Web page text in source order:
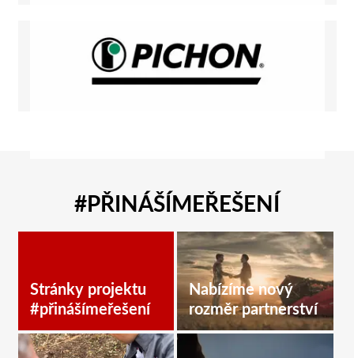
#PŘINÁŠÍMEŘEŠENÍ
Stránky projektu
#přinášímeřešení
Nabízíme nový
rozměr partnerství